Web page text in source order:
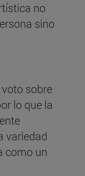
no
sino
sobre
lo que la
variedad
como un